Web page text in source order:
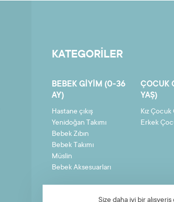
KATEGORİLER
BEBEK GIYIM (0-36
AY)
Hastane çıkış
Yenidoğan Takımı
Bebek Zıbın
Bebek Takımı
Müslin
Bebek Aksesuarları
ÇOCUK
YAŞ)
Kız Çocuk
Erkek